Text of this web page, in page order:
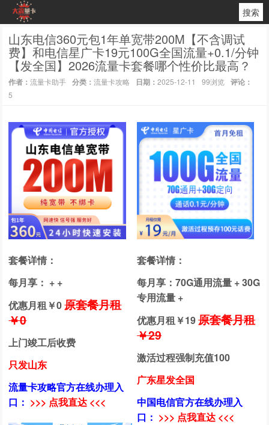
搜索
山东电信360元包1年单宽带200M【不含调试
费】和电信星广卡19元100G全国流量+0.1/分钟
【发全国】2026流量卡套餐哪个性价比最高？
作者：流量卡助手 分类：流量卡攻略 日期：2025-12-11 99浏览 评论：
5
套餐详情：
每月享： + +
优惠月租￥0原套餐月租
￥0
上门竣工后收费
只发山东
流量卡攻略官方在线办理入
口： >>> 点我直达 <<<
套餐详情：
每月享：70G通用流量 + 30G
专用流量 +
优惠月租￥19原套餐月租
￥29
激活过程强制充值100
广东星发全国
中国电信官方在线办理入
口： >>> 点我直达 <<<